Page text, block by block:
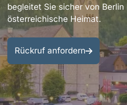
begleitet Sie sicher von Berlin
österreichische Heimat.
Rückruf anfordern